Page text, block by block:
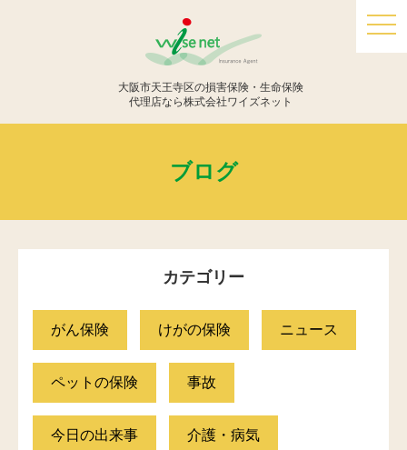
大阪市天王寺区の損害保険・生命保険
代理店なら株式会社ワイズネット
ブログ
カテゴリー
がん保険 けがの保険 ニュース
ペットの保険 事故
今日の出来事 介護・病気